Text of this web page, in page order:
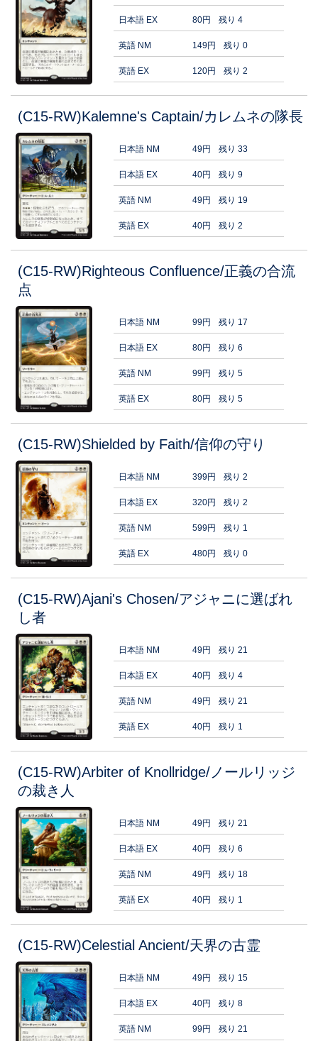
日本語 EX 80円 残り 4
英語 NM 149円 残り 0
英語 EX 120円 残り 2
(C15-RW)Kalemne's Captain/カレムネの隊長
日本語 NM 49円 残り 33
日本語 EX 40円 残り 9
英語 NM 49円 残り 19
英語 EX 40円 残り 2
(C15-RW)Righteous Confluence/正義の合流
点
日本語 NM 99円 残り 17
日本語 EX 80円 残り 6
英語 NM 99円 残り 5
英語 EX 80円 残り 5
(C15-RW)Shielded by Faith/信仰の守り
日本語 NM 399円 残り 2
日本語 EX 320円 残り 2
英語 NM 599円 残り 1
英語 EX 480円 残り 0
(C15-RW)Ajani's Chosen/アジャニに選ばれ
し者
日本語 NM 49円 残り 21
日本語 EX 40円 残り 4
英語 NM 49円 残り 21
英語 EX 40円 残り 1
(C15-RW)Arbiter of Knollridge/ノールリッジ
の裁き人
日本語 NM 49円 残り 21
日本語 EX 40円 残り 6
英語 NM 49円 残り 18
英語 EX 40円 残り 1
(C15-RW)Celestial Ancient/天界の古霊
日本語 NM 49円 残り 15
日本語 EX 40円 残り 8
英語 NM 99円 残り 21